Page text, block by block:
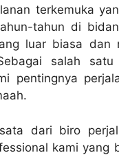
terkemuka
tahun di
luar biasa dan
salah
pentingnya
dari biro
kami yang